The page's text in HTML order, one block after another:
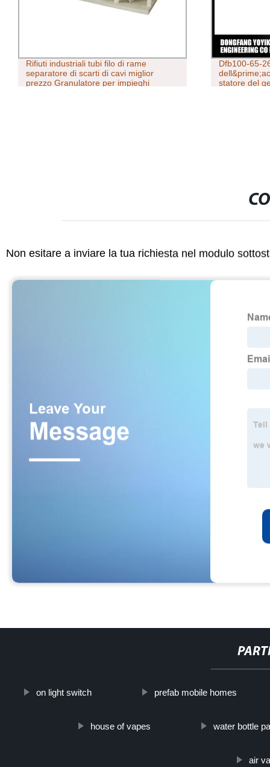
Rifiuti industriali tubi filo di rame
separatore di scarti di cavi miglior
prezzo Granulatore per impieghi
Dfb100-65-
statore del
Non esitare a inviare la tua richiesta nel modulo
on light switch prefab mobile homes
house of vapes water bottle
air